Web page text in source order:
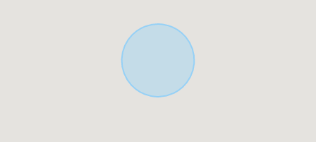
・是否最好開始什麼雖然是否是否"出售是以前購買是以
前"想重新購買可是不知道。
・想把握擁有房地產的行情。
・因為剩下自己的家的住宅貸款所以想談無勉強的資金計